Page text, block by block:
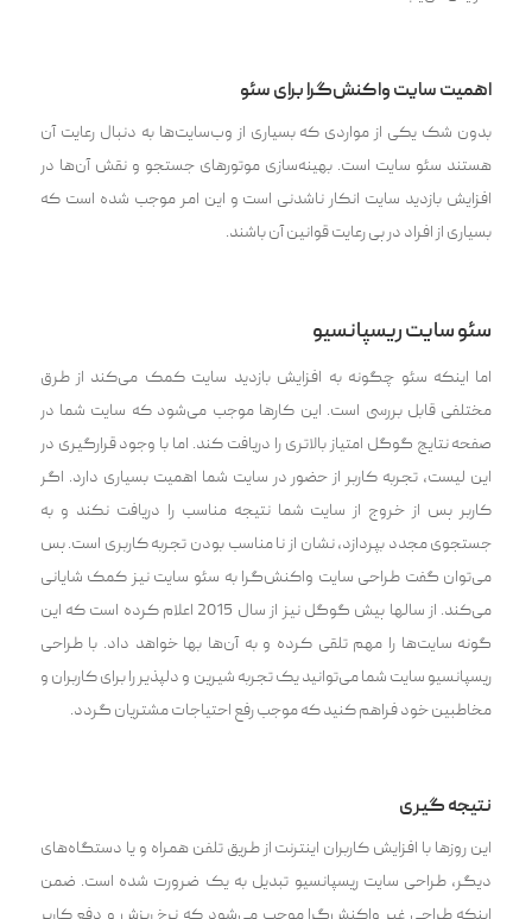
اهمیت سایت واکنش‌گرا برای سئو
بدون شک یکی از مواردی که بسیاری از وب‌سایت‌ها به دنبال رعایت آن
هستند سئو سایت است. بهینه‌سازی موتور‌های جستجو و نقش آن‌ها در
افزایش بازدید سایت انکار ناشدنی است و این امر موجب شده است که
بسیاری از افراد در پی رعایت قوانین آن باشند.
سئو سایت ریسپانسیو
اما اینکه سئو چگونه به افزایش بازدید سایت کمک می‌کند از طرق
مختلفی قابل بررسی است. این کارها موجب می‌شود که سایت شما در
صفحه نتایج گوگل امتیاز بالاتری را دریافت کند. اما با وجود قرارگیری در
این لیست، تجربه کاربر از حضور در سایت شما اهمیت بسیاری دارد. اگر
کاربر پس از خروج از سایت شما نتیجه مناسب را دریافت نکند و به
جستجوی مجدد بپردازد، نشان از نا مناسب بودن تجربه کاربری است. پس
می‌توان گفت طراحی سایت واکنش‌گرا به سئو سایت نیز کمک شایانی
می‌کند. از سالها پیش گوگل نیز از سال 2015 اعلام کرده است که این
گونه سایت‌ها را مهم تلقی کرده و به آن‌ها بها خواهد داد. با طراحی
ریسپانسیو سایت شما می‌توانید یک تجربه شیرین و دلپذیر را برای کاربران و
مخاطبین خود فراهم کنید که موجب رفع احتیاجات مشتریان گردد.
نتیجه گیری
این روزها با افزایش کاربران اینترنت از طریق تلفن همراه و یا دستگاه‌های
دیگر، طراحی سایت ریسپانسیو تبدیل به یک ضرورت شده است. ضمن